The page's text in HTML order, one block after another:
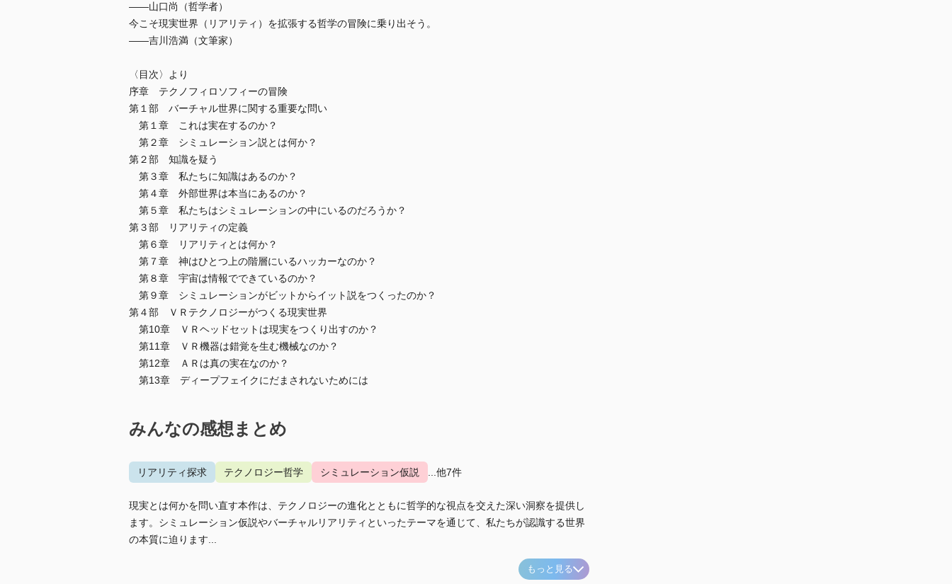
――山口尚（哲学者）
今こそ現実世界（リアリティ）を拡張する哲学の冒険に乗り出そう。
――吉川浩満（文筆家）
〈目次〉より
序章 テクノフィロソフィーの冒険
第１部 バーチャル世界に関する重要な問い
第１章 これは実在するのか？
第２章 シミュレーション説とは何か？
第２部 知識を疑う
第３章 私たちに知識はあるのか？
第４章 外部世界は本当にあるのか？
第５章 私たちはシミュレーションの中にいるのだろうか？
第３部 リアリティの定義
第６章 リアリティとは何か？
第７章 神はひとつ上の階層にいるハッカーなのか？
第８章 宇宙は情報でできているのか？
第９章 シミュレーションがビットからイット説をつくったのか？
第４部 ＶＲテクノロジーがつくる現実世界
第10章 ＶＲヘッドセットは現実をつくり出すのか？
第11章 ＶＲ機器は錯覚を生む機械なのか？
第12章 ＡＲは真の実在なのか？
第13章 ディープフェイクにだまされないためには
みんなの感想まとめ
リアリティ探求 テクノロジー哲学 シミュレーション仮説 ...他7件
現実とは何かを問い直す本作は、テクノロジーの進化とともに哲学的な視点を交えた深い洞察を提供し
ます。シミュレーション仮説やバーチャルリアリティといったテーマを通じて、私たちが認識する世界
の本質に迫ります...
もっと見る